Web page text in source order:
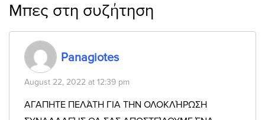
Μπες στη συζήτηση
Panagiotes
August 22, 2022 at 12:39 pm
ΑΓΑΠΗΤΕ ΠΕΛΆΤΗ ΓΙΑ ΤΗΝ ΟΛΟΚΛΉΡΩΣΗ